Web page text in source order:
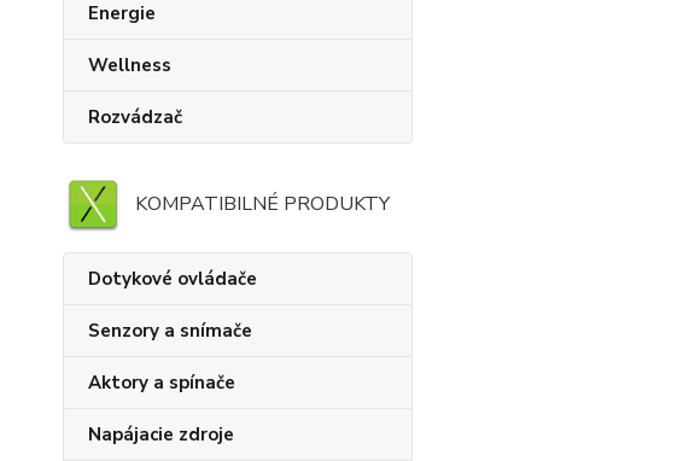
Energie
Wellness
Rozvádzač
KOMPATIBILNÉ PRODUKTY
Dotykové ovládače
Senzory a snímače
Aktory a spínače
Napájacie zdroje